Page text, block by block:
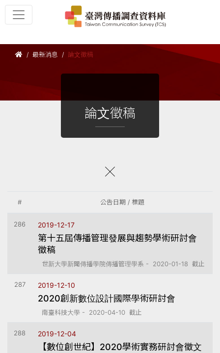
最新消息 論文徵稿
論文徵稿
# 公告日期 / 標題
286 2019-12-17
第十五屆傳播管理發展與趨勢學術研討會
徵稿
世新大學新聞傳播學院傳播管理學系 - 2020-01-18 截止
287 2019-12-10
2020創新數位設計國際學術研討會
南臺科技大學 - 2020-04-10 截止
288 2019-12-04
【數位創世紀】2020學術實務研討會徵文